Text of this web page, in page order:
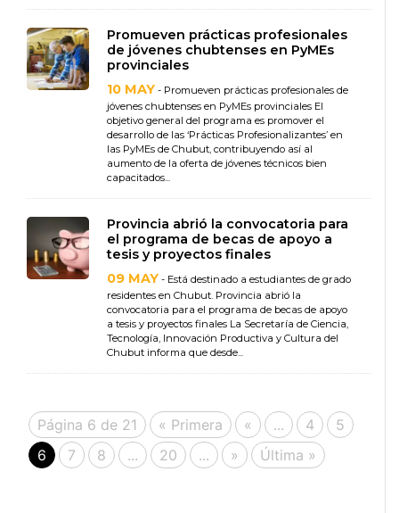
Promueven prácticas profesionales
de jóvenes chubtenses en PyMEs
provinciales
10 MAY - Promueven prácticas profesionales de
jóvenes chubtenses en PyMEs provinciales El
objetivo general del programa es promover el
desarrollo de las ‘Prácticas Profesionalizantes’ en
las PyMEs de Chubut, contribuyendo así al
aumento de la oferta de jóvenes técnicos bien
capacitados...
Provincia abrió la convocatoria para
el programa de becas de apoyo a
tesis y proyectos finales
09 MAY - Está destinado a estudiantes de grado
residentes en Chubut. Provincia abrió la
convocatoria para el programa de becas de apoyo
a tesis y proyectos finales La Secretaría de Ciencia,
Tecnología, Innovación Productiva y Cultura del
Chubut informa que desde...
Página 6 de 21 « Primera « ... 4
5
6
7 8 ... 20 ... » Última »